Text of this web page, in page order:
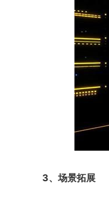
3、场景拓展